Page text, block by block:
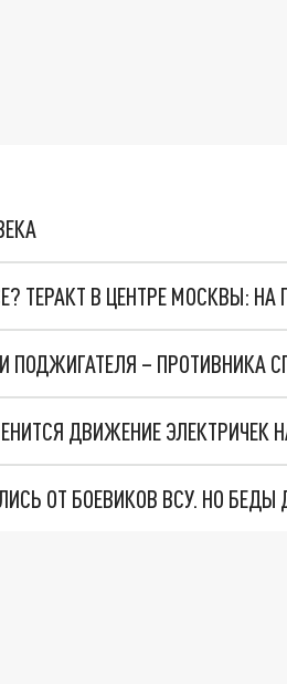
ТЕРАКТ В ЦЕНТРЕ МОСКВЫ:
ПОДЖИГАТЕЛЯ – ПРОТИВНИКА
ДВИЖЕНИЕ ЭЛЕКТРИЧЕК
ОТ БОЕВИКОВ ВСУ. НО